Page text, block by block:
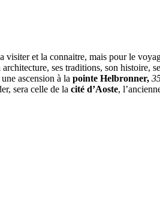
visiter et la connaitre, mais pour le
ses traditions, son histoire,
ascension à la pointe Helbronner,
sera celle de la cité d’Aoste,